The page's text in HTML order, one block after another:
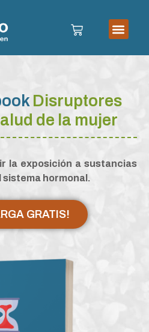
Disruptores
de la mujer
la exposición a sustancias
sistema hormonal.
GRATIS!